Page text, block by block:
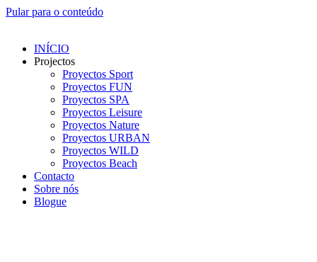
Pular para o conteúdo
INÍCIO
Projectos
Proyectos Sport
Proyectos FUN
Proyectos SPA
Proyectos Leisure
Proyectos Nature
Proyectos URBAN
Proyectos WILD
Proyectos Beach
Contacto
Sobre nós
Blogue